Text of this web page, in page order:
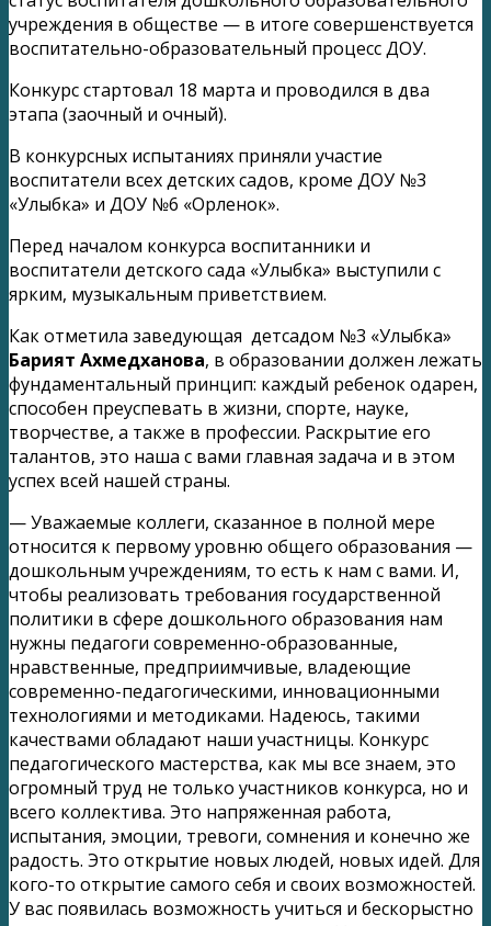
учреждения в обществе — в итоге совершенствуется
воспитательно-образовательный процесс ДОУ.
Конкурс стартовал 18 марта и проводился в два
этапа (заочный и очный).
В конкурсных испытаниях приняли участие
воспитатели всех детских садов, кроме ДОУ №3
«Улыбка» и ДОУ №6 «Орленок».
Перед началом конкурса воспитанники и
воспитатели детского сада «Улыбка» выступили с
ярким, музыкальным приветствием.
Как отметила заведующая детсадом №3 «Улыбка»
Барият Ахмедханова, в образовании должен лежать
фундаментальный принцип: каждый ребенок одарен,
способен преуспевать в жизни, спорте, науке,
творчестве, а также в профессии. Раскрытие его
талантов, это наша с вами главная задача и в этом
успех всей нашей страны.
— Уважаемые коллеги, сказанное в полной мере
относится к первому уровню общего образования —
дошкольным учреждениям, то есть к нам с вами. И,
чтобы реализовать требования государственной
политики в сфере дошкольного образования нам
нужны педагоги современно-образованные,
нравственные, предприимчивые, владеющие
современно-педагогическими, инновационными
технологиями и методиками. Надеюсь, такими
качествами обладают наши участницы. Конкурс
педагогического мастерства, как мы все знаем, это
огромный труд не только участников конкурса, но и
всего коллектива. Это напряженная работа,
испытания, эмоции, тревоги, сомнения и конечно же
радость. Это открытие новых людей, новых идей. Для
кого-то открытие самого себя и своих возможностей.
У вас появилась возможность учиться и бескорыстно